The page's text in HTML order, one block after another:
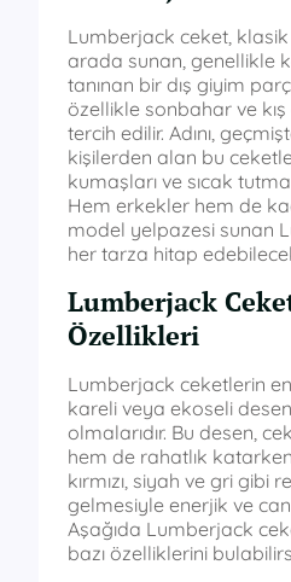
Lumberjack ceket,
arada sunan, genellikle
tanınan bir dış giyim
özellikle sonbahar ve
tercih edilir. Adını,
kişilerden alan bu
kumaşları ve sıcak
Hem erkekler hem de
model yelpazesi sunan
her tarza hitap
Lumberjack
Özellikleri
Lumberjack ceketlerin
kareli veya ekoseli
olmalarıdır. Bu desen,
hem de rahatlık
kırmızı, siyah ve gri gibi
gelmesiyle enerjik ve
Aşağıda Lumberjack
bazı özelliklerini